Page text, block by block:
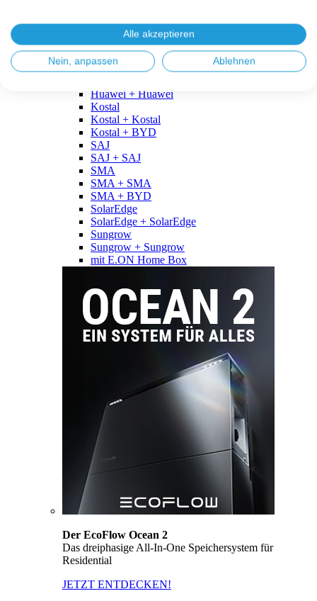
Fronius + BYD
GoodWe
GoodWe + GoodWe
GoodWe + BYD
Huawei + Huawei
Kostal
Kostal + Kostal
Kostal + BYD
SAJ
SAJ + SAJ
SMA
SMA + SMA
SMA + BYD
SolarEdge
SolarEdge + SolarEdge
Sungrow
Sungrow + Sungrow
mit E.ON Home Box
Der EcoFlow Ocean 2
Das dreiphasige All-In-One Speichersystem für
Residential
JETZT ENTDECKEN!
Alle akzeptieren
Nein, anpassen Ablehnen